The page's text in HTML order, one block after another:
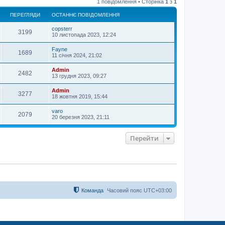
г
о
1 повідомлення • Сторінка 1 з 1
ПЕРЕГЛЯДИ ОСТАННЄ ПОВІДОМЛЕННЯ
3199
copsterr
10 листопада 2023, 12:24
1689
Fayne
11 січня 2024, 21:02
2482
Admin
13 грудня 2023, 09:27
3277
Admin
18 жовтня 2019, 15:44
2079
varo
20 березня 2023, 21:11
Перейти
Часовий пояс UTC+03:00
Команда